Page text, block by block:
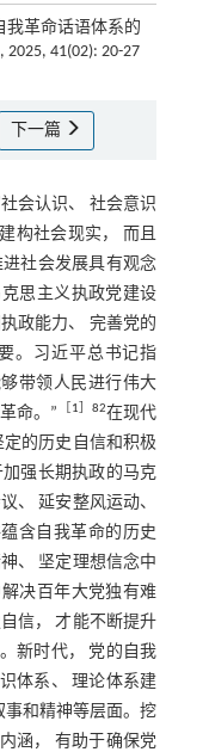
我革命话语体系的
, 2025, 41(02): 20-27
下一篇
会认识、 社会意识
构社会现实， 而且
社会发展具有观念
思主义执政党建设
政能力、 完善党的
。习近平总书记指
带领人民进行伟大
命。”
1 ］82在现代
的历史自信和积极
强长期执政的马克
、 延安整风运动、
含自我革命的历史
、 坚定理想信念中
决百年大党独有难
信， 才能不断提升
新时代， 党的自我
体系、 理论体系建
事和精神等层面。挖
涵， 有助于确保党